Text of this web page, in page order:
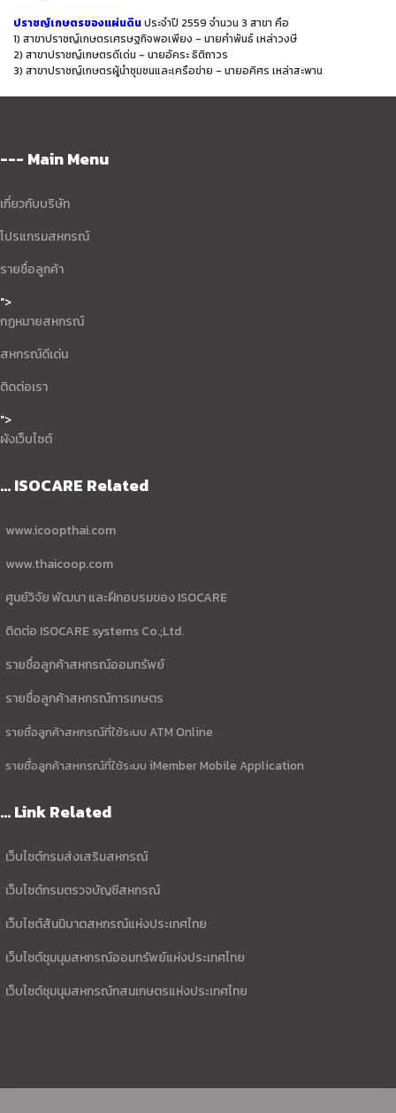
ปราชญ์เกษตรของแผ่นดินประจำปี 2559 จำนวน 3 สาขา คือ
1) สาขาปราชญ์เกษตรเศรษฐกิจพอเพียง - นายคำพันธ์ เหล่าวงษี
2) สาขาปราชญ์เกษตรดีเด่น - นายอัคระ ธิติถาวร
3) สาขาปราชญ์เกษตรผู้นำชุมชนและเครือข่าย - นายอคิศร เหล่าสะพาน
--- Main Menu
เกี่ยวกับบริษัท
โปรแกรมสหกรณ์
รายชื่อลูกค้า
">
กฏหมายสหกรณ์
สหกรณ์ดีเด่น
ติดต่อเรา
">
ผังเว็บไซต์
... ISOCARE Related
www.icoopthai.com
www.thaicoop.com
ศูนย์วิจัย พัฒนา และฝึกอบรมของ ISOCARE
ติดต่อ ISOCARE systems Co.;Ltd.
รายชื่อลูกค้าสหกรณ์ออมทรัพย์
รายชื่อลูกค้าสหกรณ์การเกษตร
รายชื่อลูกค้าสหกรณ์ที่ใช้ระบบ ATM Online
รายชื่อลูกค้าสหกรณ์ที่ใช้ระบบ iMember Mobile Application
... Link Related
เว็บไซต์กรมส่งเสริมสหกรณ์
เว็บไซต์กรมตรวจบัญชีสหกรณ์
เว็บไซต์สันนิบาตสหกรณ์แห่งประเทศไทย
เว็บไซต์ชุมนุมสหกรณ์ออมทรัพย์แห่งประเทศไทย
เว็บไซต์ชุมนุมสหกรณ์กสนเกษตรแห่งประเทศไทย